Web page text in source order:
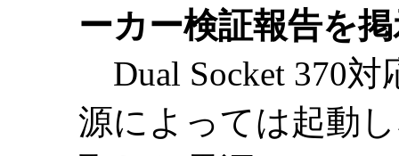
ーカー検証報告を
Dual Socket 370
源によっては起動